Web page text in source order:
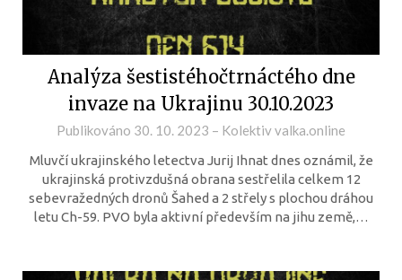
Analýza šestistéhočtrnáctého dne
invaze na Ukrajinu 30.10.2023
Publikováno 30. 10. 2023 – Kolektiv valka.online
Mluvčí ukrajinského letectva Jurij Ihnat dnes oznámil, že
ukrajinská protivzdušná obrana sestřelila celkem 12
sebevražedných dronů Šahed a 2 střely s plochou dráhou
letu Ch-59. PVO byla aktivní především na jihu země,…